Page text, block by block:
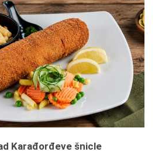
Karađorđeve šnicle